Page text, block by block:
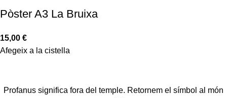
Pòster A3 La Bruixa
15,00 €
Afegeix a la cistella
Profanus significa fora del temple. Retornem el símbol al món